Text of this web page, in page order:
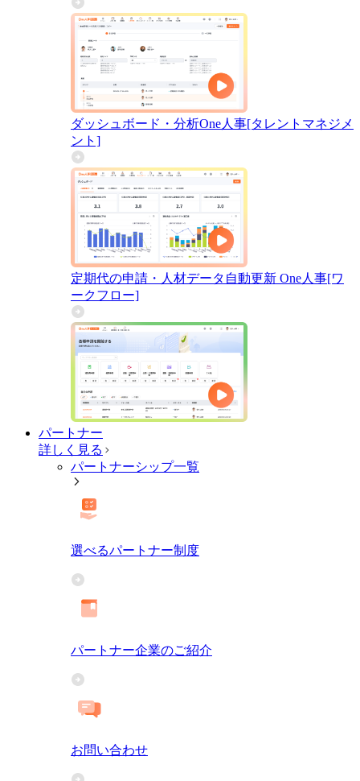
ダッシュボード・分析One人事[タレントマネジメ
ント]
定期代の申請・人材データ自動更新 One人事[ワ
ークフロー]
パートナー
詳しく見る
パートナーシップ一覧
選べるパートナー制度
パートナー企業のご紹介
お問い合わせ